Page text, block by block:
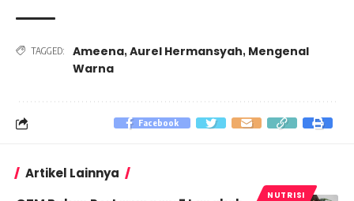
TAGGED: Ameena, Aurel Hermansyah, Mengenal
Warna
Facebook
Artikel Lainnya
NUTRISI